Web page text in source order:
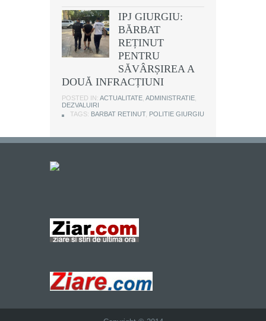
IPJ GIURGIU:
BĂRBAT
REȚINUT
PENTRU
SĂVÂRȘIREA A
DOUĂ INFRACȚIUNI
POSTED IN: ACTUALITATE ADMINISTRATIE
DEZVALUIRI
TAGS: BARBAT RETINUT, POLITIE GIURGIU